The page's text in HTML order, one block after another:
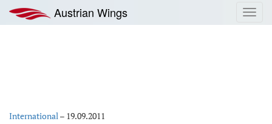
Inhalt
springen
Austrian Wings
International– 19.09.2011